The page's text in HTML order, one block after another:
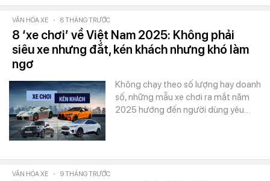
VĂN HÓA XE - 8 THÁNG TRƯỚC
8 ‘xe chơi’ về Việt Nam 2025: Không phải
siêu xe nhưng đắt, kén khách nhưng khó làm
ngơ
Không chạy theo số lượng hay doanh
số, những mẫu xe chơi ra mắt năm
2025 hướng đến người dùng yêu…
VĂN HÓA XE - 9 THÁNG TRƯỚC